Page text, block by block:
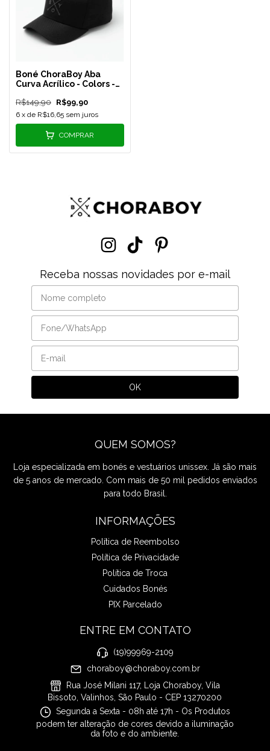
Boné ChoraBoy Aba
Curva Acrílico - Colors -
R$149,90 R$99,90
6 x de R$16,65 sem juros
COMPRAR
Receba nossas novidades por e-mail
QUEM SOMOS?
Loja especializada em bonés e vestuários unissex. Já são mais
de 5 anos de mercado. Com mais de 50 mil pedidos enviados
para todo Brasil.
INFORMAÇÕES
Política de Reembolso
Política de Privacidade
Política de Troca
Cuidados Bonés
PIX Parcelado
ENTRE EM CONTATO
(19)99969-2109
choraboy@choraboy.com.br
Rua José Milani 117, Loja Choraboy, Vila
Bissoto, Valinhos, São Paulo - CEP 13270200
Segunda a Sexta - 08h até 17h - Os Produtos
podem ter alteração de cores devido a iluminação
da foto e do ambiente.